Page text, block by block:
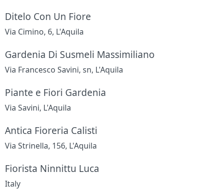
Ditelo Con Un Fiore
Via Cimino, 6, L'Aquila
Gardenia Di Susmeli Massimiliano
Via Francesco Savini, sn, L'Aquila
Piante e Fiori Gardenia
Via Savini, L'Aquila
Antica Fioreria Calisti
Via Strinella, 156, L'Aquila
Fiorista Ninnittu Luca
Italy